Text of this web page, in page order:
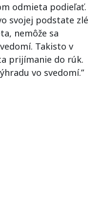
odmieta podieľať.
svojej podstate zlé
nemôže sa
Takisto v
prijímanie do rúk.
vo svedomí.”